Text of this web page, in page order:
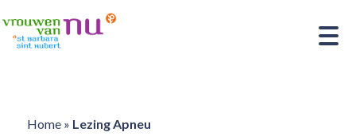
Home» Lezing Apneu